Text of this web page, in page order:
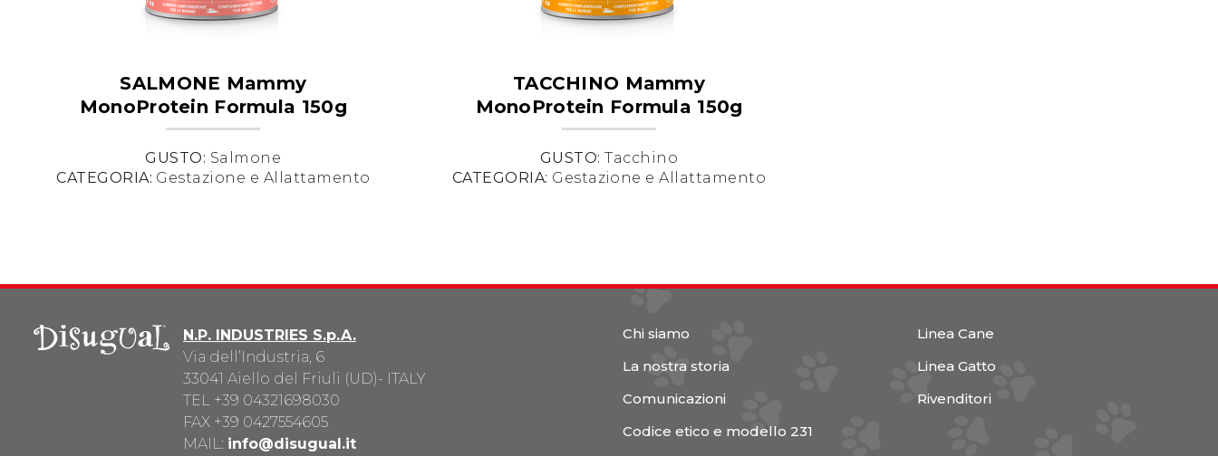
SALMONE Mammy
MonoProtein Formula 150g
GUSTO: Salmone
CATEGORIA: Gestazione e Allattamento
TACCHINO Mammy
MonoProtein Formula 150g
GUSTO:Tacchino
CATEGORIA: Gestazione e Allattamento
N.P. INDUSTRIES S.p.A.
Via dell’Industria, 6
33041 Aiello del Friuli (UD)- ITALY
TEL +39 04321698030
FAX +39 0427554605
MAIL: info@disugual.it
Chi siamo
La nostra storia
Comunicazioni
Codice etico e modello 231
Linea Cane
Linea Gatto
Rivenditori